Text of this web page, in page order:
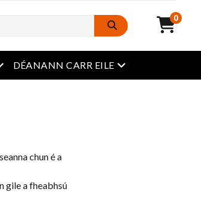
0
oscailte
DÉANANN CARR EILE roghchlár oscailte
chun é a
gile a fheabhsú